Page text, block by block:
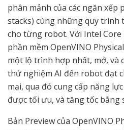
phân mảnh của các ngăn xếp
stacks) cùng những quy trình
cho từng robot. Với Intel Core
phần mềm OpenVINO
một lộ trình hợp nhất, mở, và
thử nghiệm AI đến robot đạt
mại, qua đó cung cấp năng
được tối ưu, và tăng tốc bằng
Bản Preview của OpenVINO